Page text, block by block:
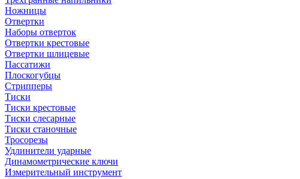
Ножницы
Отвертки
Наборы отверток
Отвертки крестовые
Отвертки шлицевые
Пассатижи
Плоскогубцы
Стрипперы
Тиски
Тиски крестовые
Тиски слесарные
Тиски станочные
Тросорезы
Удлинители ударные
Динамометрические ключи
Измерительный инструмент